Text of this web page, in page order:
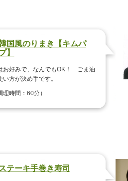
国風のりまき【キムパ
】
お好みで、なんでもOK！ ごま油
い方が決め手です。
理時間：60分）
ステーキ手巻き寿司